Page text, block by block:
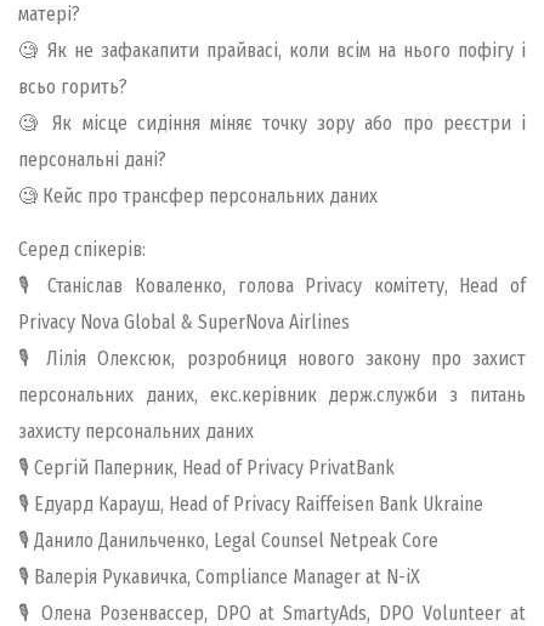
матері?
🧐 Як не зафакапити прайвасі, коли всім на нього пофігу і
всьо горить?
🧐 Як місце сидіння міняє точку зору або про реєстри і
персональні дані?
🧐 Кейс про трансфер персональних даних
Серед спікерів:
🎙 Станiслав Коваленко, голова Privacy комітету, Head of
Privacy Nova Global & SuperNova Airlines
🎙 Лілія Олексюк, розробниця нового закону про захист
персональних даних, екс.керівник держ.служби з питань
захисту персональних даних
🎙 Сергій Паперник, Head of Privacy PrivatBank
🎙 Едуард Карауш, Head of Privacy Raiffeisen Bank Ukraine
🎙 Данило Данильченко, Legal Counsel Netpeak Core
🎙 Валерія Рукавичка, Compliance Manager at N-iX
🎙 Олена Розенвассер, DPO at SmartyAds, DPO Volunteer at